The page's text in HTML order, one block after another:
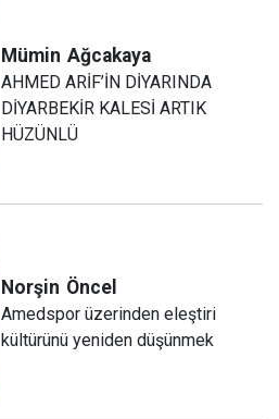
Mümin Ağcakaya
AHMED ARİF’İN DİYARINDA
DİYARBEKİR KALESİ ARTIK
HÜZÜNLÜ
Norşin Öncel
Amedspor üzerinden eleştiri
kültürünü yeniden düşünmek